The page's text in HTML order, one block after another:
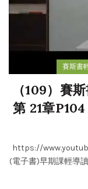
賽斯書
（109）賽
第 21章
https://
(電子書)早期課輕導